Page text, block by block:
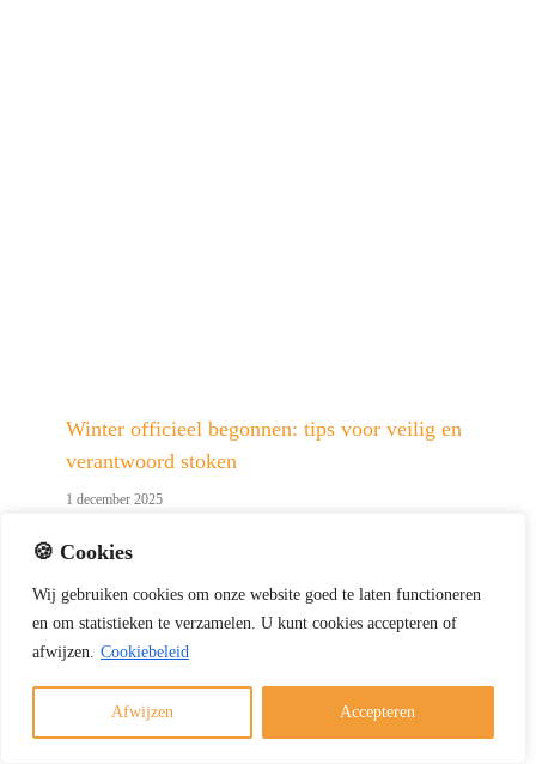
🍪 Cookies
Wij gebruiken cookies om onze website goed te laten functioneren
en om statistieken te verzamelen. U kunt cookies accepteren of
afwijzen. Cookiebeleid
Afwijzen Accepteren
Winter officieel begonnen: tips voor veilig en
verantwoord stoken
1 december 2025
Nu de winter officieel is begonnen, wilt u misschien
stookt u veilig, verantwoord en volgens de geldende
regels. Veilig en verantwoord stoken kort samengevat
Gebruik alleen droog en schoon hout Laat de [...]